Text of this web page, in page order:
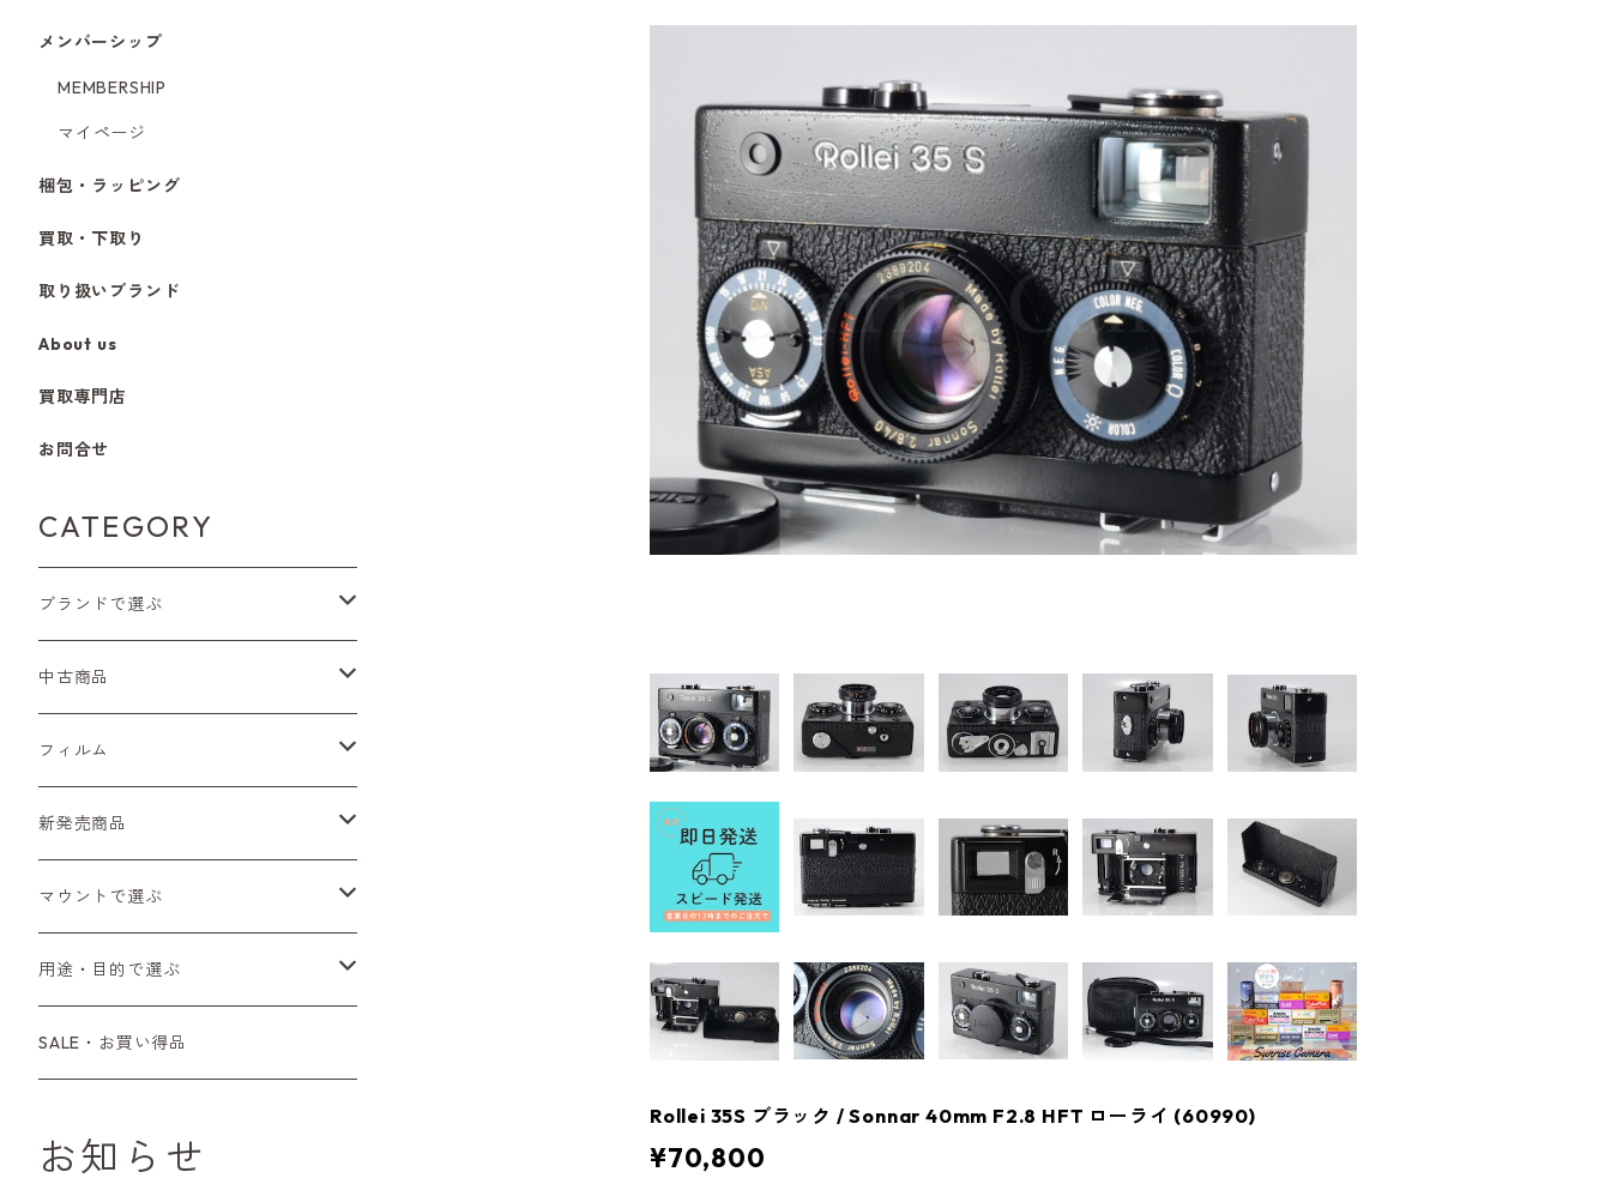
Rollei 35S ブラック / Sonnar 40mm F2.8 HFT ローライ (60990)
¥70,800
メンバーシップ
MEMBERSHIP
マイページ
梱包・ラッピング
買取・下取り
取り扱いブランド
About us
買取専門店
お問合せ
CATEGORY
ブランドで選ぶ
Nikon（ニコン）
Sシリーズ
Fシリーズ（一桁＋F100）
Canon（キヤノン）
レンジファインダー（7、P）
PENTAX（ペンタックス）
SL、SP
K2、KX、KM
M42単焦点レンズ
CONTAX（コンタックス）
G1、G2
Tシリーズ
MINOLTA（ミノルタ）
コンパクト
α7、α9、X700
OLYMPUS（オリンパス）
PENシリーズ
中古商品
フィルムカメラ
一眼レフカメラ（マニュアルフォーカス）
一眼レフカメラ（オートフォーカス）
ス）
デジタルカメラ
一眼カメラ
ミラーレスカメラ
マニュアルレンズ
一眼レンズ
レンジファインダーレンズ
大判レンズ
オートフォーカスレンズ
一眼レンズ
マウントアダプター
フィルム
レンズ付きフィルム
35mm（135）カラーネガ
35mm（135）白黒ネガ
35mm（135）カラーリバーサル
新発売商品
フィルムカメラ
レンズ付きフィルム
アクセサリー・付属品
マウントで選ぶ
M42
L39
用途・目的で選ぶ
初心者の方へもおすすめ！
SALE・お買い得品
お知らせ